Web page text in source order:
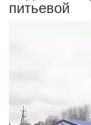
питьевой